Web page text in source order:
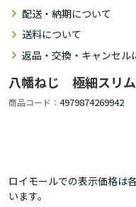
配送・納期について
送料について
返品・交換・キャンセル
八幡ねじ 極細スリ
商品コード 4979874269942
ロイモールでの表示価格は
います。